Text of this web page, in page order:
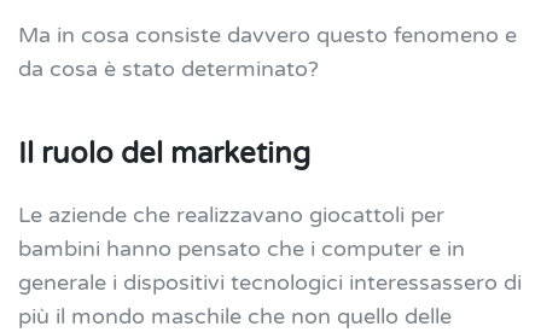
Ma in cosa consiste davvero questo fenomeno e
da cosa è stato determinato?
Il ruolo del marketing
Le aziende che realizzavano giocattoli per
bambini hanno pensato che i computer e in
generale i dispositivi tecnologici interessassero di
più il mondo maschile che non quello delle